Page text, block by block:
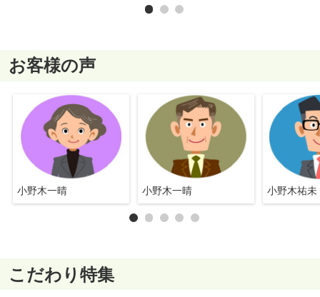
お客様の声
小野木一晴 小野木一晴 小野木祐未
こだわり特集